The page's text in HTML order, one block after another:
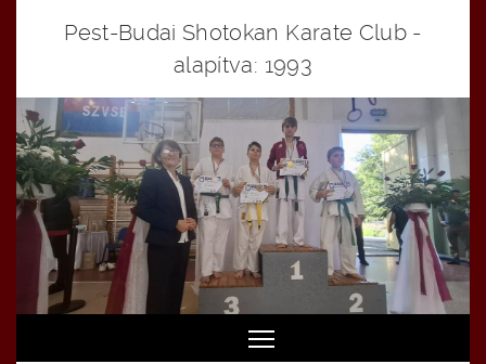
Pest-Budai Shotokan Karate Club -
alapítva: 1993